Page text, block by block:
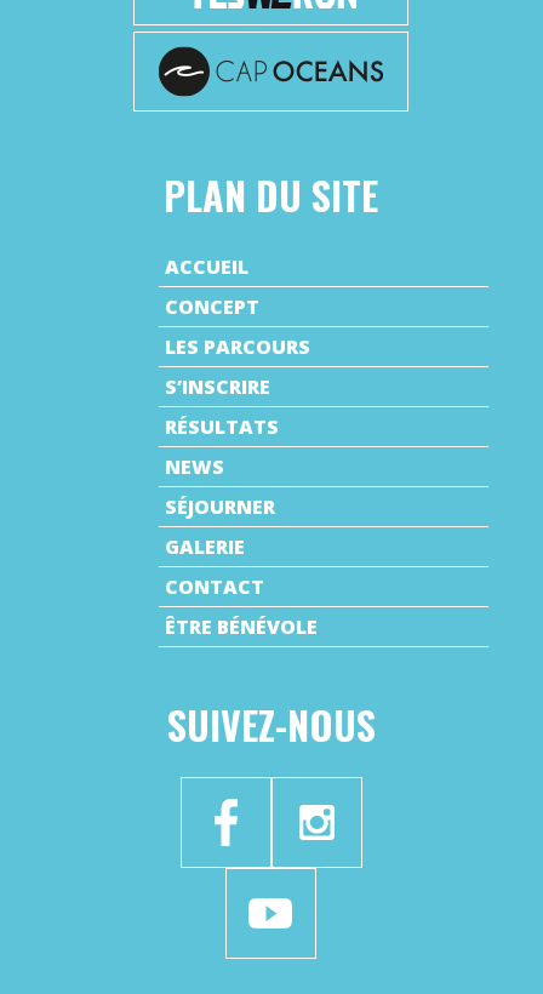
PLAN DU SITE
ACCUEIL
CONCEPT
LES PARCOURS
S’INSCRIRE
RÉSULTATS
NEWS
SÉJOURNER
GALERIE
CONTACT
ÊTRE BÉNÉVOLE
SUIVEZ-NOUS